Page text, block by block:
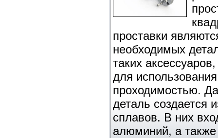
проставки
необходимых
таких
для
проходимостью.
деталь создается
сплавов. В них
алюминий, а